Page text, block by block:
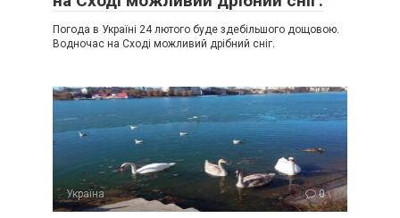
Погода в Україні 24 лютого буде здебільшого дощовою.
Водночас на Сході можливий дрібний сніг.
Україна 0